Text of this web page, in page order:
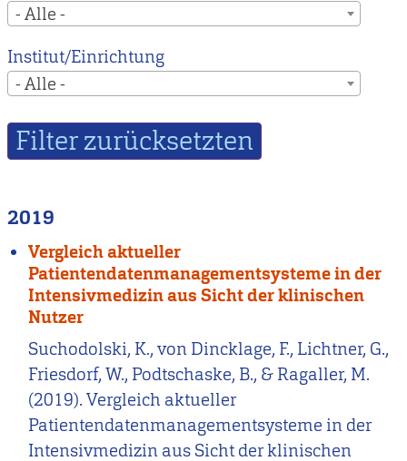
- Alle -
Institut/Einrichtung
- Alle -
2019
Vergleich aktueller
Patientendatenmanagementsysteme in der
Intensivmedizin aus Sicht der klinischen
Nutzer
Suchodolski, K., von Dincklage, F., Lichtner, G.,
Friesdorf, W., Podtschaske, B., & Ragaller, M.
(2019). Vergleich aktueller
Patientendatenmanagementsysteme in der
Intensivmedizin aus Sicht der klinischen